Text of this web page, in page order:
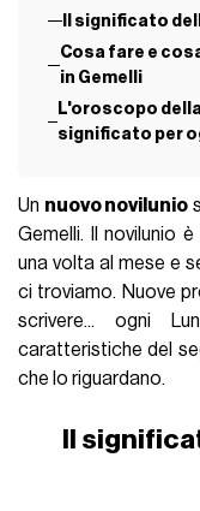
Il significato
Cosa fare e
in Gemelli
L'oroscopo della
significato per
Un nuovo novilunio
Gemelli. Il novilunio
una volta al mese e
ci troviamo. Nuove
scrivere... ogni
caratteristiche del
che lo riguardano.
Il